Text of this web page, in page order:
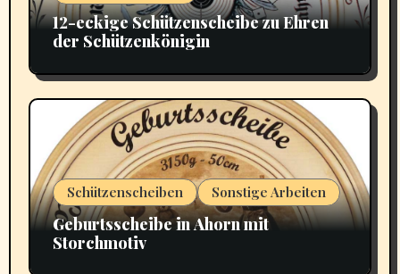
12-eckige Schützenscheibe zu Ehren
der Schützenkönigin
Schützenscheiben Sonstige Arbeiten
Geburtsscheibe in Ahorn mit
Storchmotiv